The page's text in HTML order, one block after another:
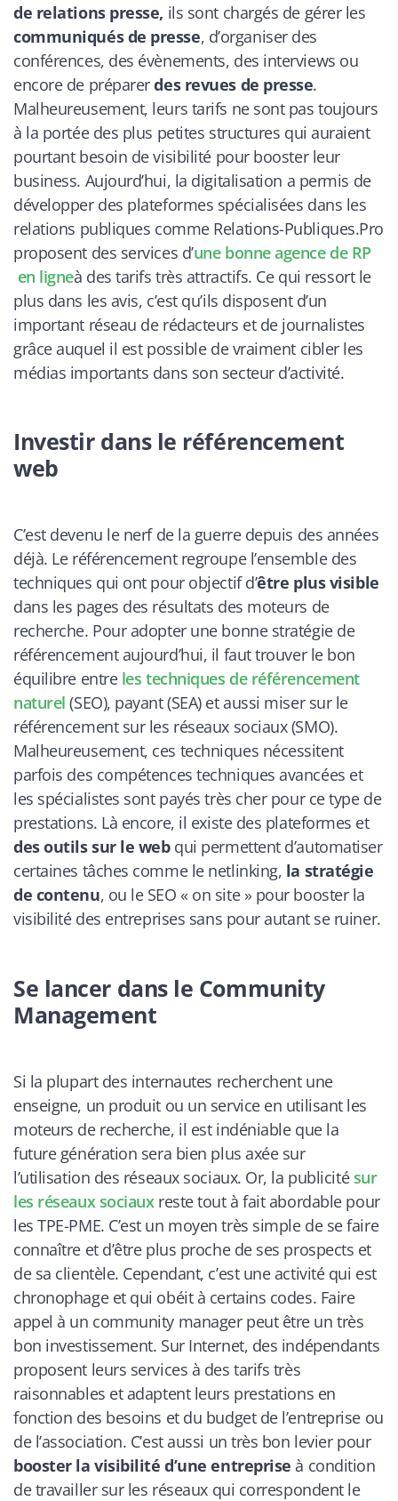
de relations presse, ils sont chargés de gérer les
communiqués de presse, d’organiser des
conférences, des évènements, des interviews ou
encore de préparerdes revues de presse.
Malheureusement, leurs tarifs ne sont pas toujours
à la portée des plus petites structures qui auraient
pourtant besoin de visibilité pour booster leur
business. Aujourd’hui, la digitalisation a permis de
développer des plateformes spécialisées dans les
relations publiques comme Relations-Publiques.Pro
proposent des services d’une bonne agence de RP
en ligneà des tarifs très attractifs. Ce qui ressort le
plus dans les avis, c’est qu’ils disposent d’un
important réseau de rédacteurs et de journalistes
grâce auquel il est possible de vraiment cibler les
médias importants dans son secteur d’activité.
Investir dans le référencement
web
C’est devenu le nerf de la guerre depuis des années
déjà. Le référencement regroupe l’ensemble des
techniques qui ont pour objectif d’être plus visible
dans les pages des résultats des moteurs de
recherche. Pour adopter une bonne stratégie de
référencement aujourd’hui, il faut trouver le bon
équilibre entre les techniques de référencement
naturel (SEO), payant (SEA) et aussi miser sur le
référencement sur les réseaux sociaux (SMO).
Malheureusement, ces techniques nécessitent
parfois des compétences techniques avancées et
les spécialistes sont payés très cher pour ce type de
prestations. Là encore, il existe des plateformes et
des outils sur le webqui permettent d’automatiser
certaines tâches comme le netlinking, la stratégie
de contenu, ou le SEO « on site » pour booster la
visibilité des entreprises sans pour autant se ruiner.
Se lancer dans le Community
Management
Si la plupart des internautes recherchent une
enseigne, un produit ou un service en utilisant les
moteurs de recherche, il est indéniable que la
future génération sera bien plus axée sur
l’utilisation des réseaux sociaux. Or, la publicitésur
les réseaux sociauxreste tout à fait abordable pour
les TPE-PME. C’est un moyen très simple de se faire
connaître et d’être plus proche de ses prospects et
de sa clientèle. Cependant, c’est une activité qui est
chronophage et qui obéit à certains codes. Faire
appel à un community manager peut être un très
bon investissement. Sur Internet, des indépendants
proposent leurs services à des tarifs très
raisonnables et adaptent leurs prestations en
fonction des besoins et du budget de l’entreprise ou
de l’association. C’est aussi un très bon levier pour
booster la visibilité d’une entreprise à condition
de travailler sur les réseaux qui correspondent le